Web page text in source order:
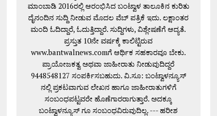
ಮಾಂಬಾಡಿ 2016ರಲ್ಲಿ ಆರಂಭಿಸಿದ ಬಂಟ್ವಾಳ ತಾಲೂಕಿನ ಕುರಿತು
ದೈನಂದಿನ ಸುದ್ದಿ ನೀಡುವ ಮೊದಲ ವೆಬ್ ಪತ್ರಿಕೆ ಇದು. ಲಕ್ಷಾಂತರ
ಮಂದಿ ಓದಿದ್ದಾರೆ, ಓದುತ್ತಿದ್ದಾರೆ. ಸುದ್ದಿಗಳು, ವಿಶ್ಲೇಷಣೆಗೆ ಆದ್ಯತೆ.
ಪ್ರಸ್ತುತ 10ನೇ ವರ್ಷಕ್ಕೆ ಕಾಲಿಟ್ಟಿರುವ
www.bantwalnews.comಗೆ ಆರ್ಥಿಕ ಸಹಕಾರವೂ ಬೇಕು.
ಪ್ರಾಯೋಜಕತ್ವ ಅಥವಾ ಜಾಹೀರಾತು ನೀಡುವುದಿದ್ದರೆ
9448548127 ಸಂಪರ್ಕಿಸಬಹುದು. ವಿ.ಸೂ: ಬಂಟ್ವಾಳನ್ಯೂಸ್
ನಲ್ಲಿ ಪ್ರಕಟವಾಗುವ ಲೇಖನ ಹಾಗೂ ಜಾಹೀರಾತುಗಳಿಗೆ
ಸಂಬಂಧಪಟ್ಟವರೇ ಹೊಣೆಗಾರರಾಗುತ್ತಾರೆ. ಅದಕ್ಕೂ
ಬಂಟ್ವಾಳನ್ಯೂಸ್ ಗೂ ಸಂಬಂಧವಿರುವುದಿಲ್ಲ. --- ಹರೀಶ